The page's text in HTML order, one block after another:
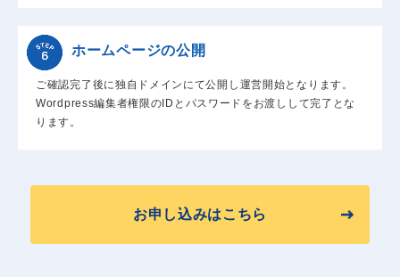
ホームページの公開
ご確認完了後に独自ドメインにて公開し運営開始となります。
Wordpress編集者権限のIDとパスワードをお渡しして完了とな
ります。
お申し込みはこちら